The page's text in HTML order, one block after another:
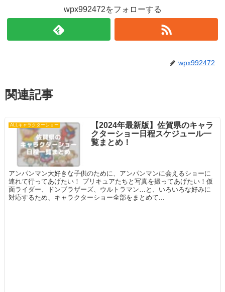
wpx992472をフォローする
wpx992472
関連記事
ALLキャラクターショー
【2024年最新版】佐賀県のキャラ
クターショー日程スケジュール一
覧まとめ！
アンパンマン大好きな子供のために、アンパンマンに会えるショーに
連れて行ってあげたい！ プリキュアたちと写真を撮ってあげたい！仮
面ライダー、ドンブラザーズ、ウルトラマン…と、いろいろな好みに
対応するため、キャラクターショー全部をまとめて...